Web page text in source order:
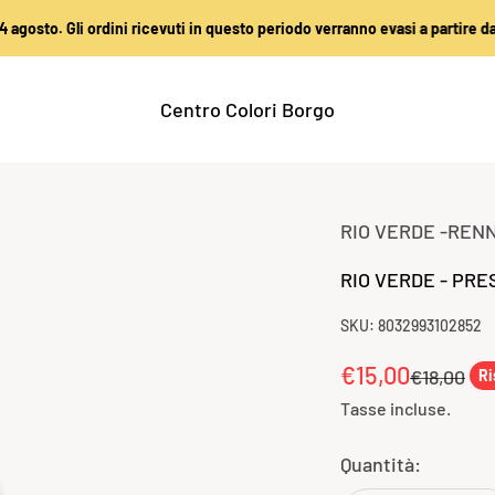
ordini ricevuti in questo periodo verranno evasi a partire dal 25
Centro Colori Borgo
RIO VERDE -
RIO VERDE -
SKU: 8032993102852
Prezzo
€15,00Prezzo
€18,00
Tasse incluse.
Quantità: